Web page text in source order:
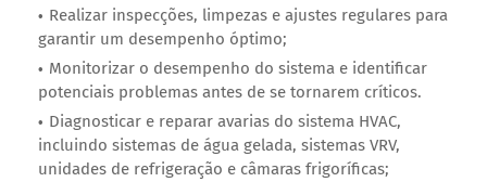
Realizar inspecções, limpezas e ajustes regulares para
garantir um desempenho óptimo;
Monitorizar o desempenho do sistema e identificar
potenciais problemas antes de se tornarem críticos.
Diagnosticar e reparar avarias do sistema HVAC,
incluindo sistemas de água gelada, sistemas VRV,
unidades de refrigeração e câmaras frigoríficas;